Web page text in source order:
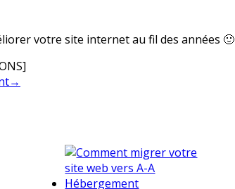
votre site internet au fil des années 🙂
→